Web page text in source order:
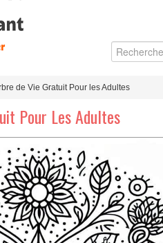
de Vie Gratuit Pour les Adultes
Pour Les Adultes